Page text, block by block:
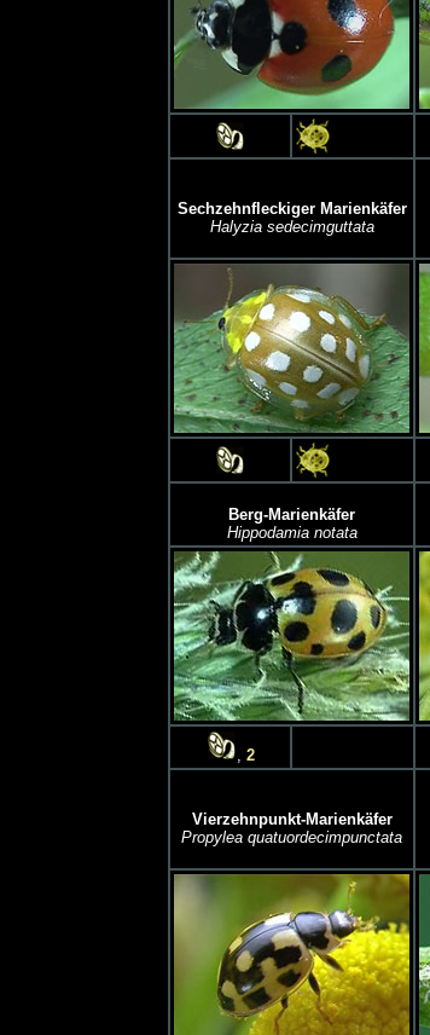
Sechzehnfleckiger Marienkäfer
Halyzia sedecimguttata
Berg-Marienkäfer
Hippodamia notata
, 2
Vierzehnpunkt-Marienkäfer
Propylea quatuordecimpunctata